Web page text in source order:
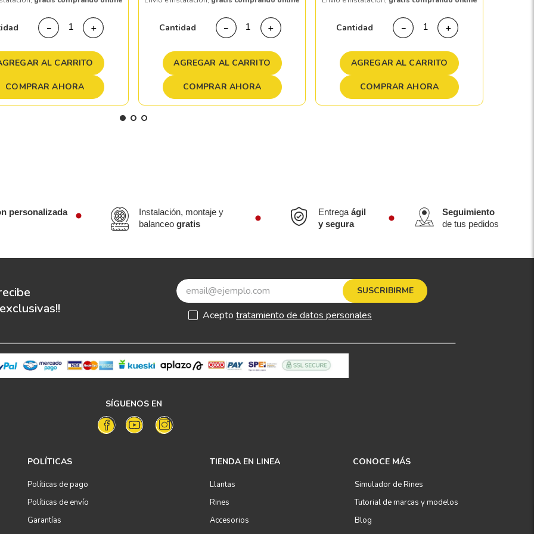
＋
－
AL CARRITO
COMPRAR AHORA
Cantidad ＋
－
AGREGAR AL CARRITO
COMPRAR AHORA
Cantidad ＋
－
AGREGAR AL CARRITO
COMPRAR AHORA
personalizada
Instalación, montaje y
balanceogratis
Entregaágil
y segura
Seguimiento
de tus pedidos
SUSCRIBIRME
Acepto tratamiento de datos personales
SÍGUENOS EN
POLÍTICAS
Políticas de pago
Políticas de envío
Garantías
TIENDA EN LINEA
Llantas
Rines
Accesorios
CONOCE MÁS
Simulador de Rines
Tutorial de marcas y modelos
Blog